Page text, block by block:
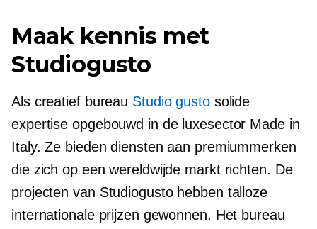
Maak kennis met
Studiogusto
Als creatief bureau Studio gustosolide
expertise opgebouwd in de luxesector Made in
Italy. Ze bieden diensten aan premiummerken
die zich op een wereldwijde markt richten. De
projecten van Studiogusto hebben talloze
internationale prijzen gewonnen. Het bureau